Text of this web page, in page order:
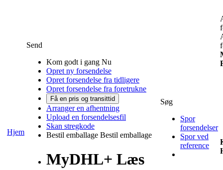
Hjem
Send
Kom godt i gang Nu
Opret ny forsendelse
Opret forsendelse fra tidligere
Opret forsendelse fra foretrukne
Få en pris og transittid
Arranger en afhentning
Upload en forsendelsesfil
Skan stregkode
Bestil emballage Bestil emballage
MyDHL+ Læs
Søg
Spor
forsendelser
Spor ved
reference